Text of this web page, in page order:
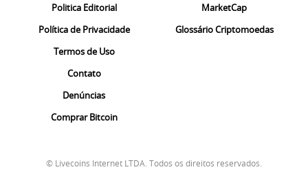
Politica Editorial
Política de Privacidade
Termos de Uso
Contato
Denúncias
Comprar Bitcoin
MarketCap
Glossário Criptomoedas
© Livecoins Internet LTDA. Todos os direitos reservados.